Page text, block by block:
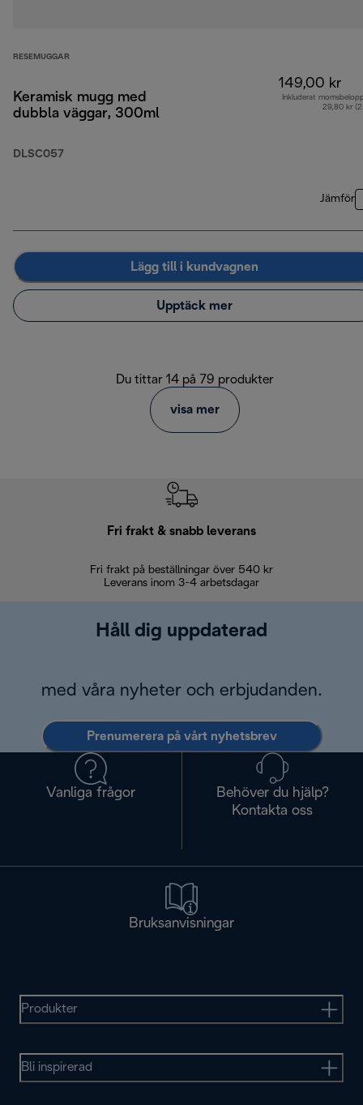
RESEMUGGAR
Keramisk mugg med
dubbla väggar, 300ml
DLSC057
149,00 kr
Inkluderat
29,80 kr
Jämför
Lägg till i kundvagnen
Upptäck mer
Du tittar 14 på 79 produkter
visa mer
Fri frakt & snabb leverans
Fri frakt på beställningar över 540 kr
Leverans inom 3-4 arbetsdagar
Håll dig uppdaterad
med våra nyheter och erbjudanden.
Prenumerera på vårt nyhetsbrev
Vanliga frågor
Behöver du hjälp?
Kontakta oss
Bruksanvisningar
Produkter
Bli inspirerad